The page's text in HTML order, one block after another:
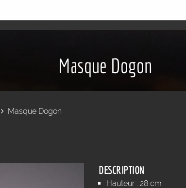
Masque Dogon
Masque Dogon
DESCRIPTION
Hauteur : 28 cm